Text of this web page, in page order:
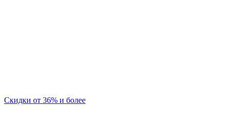
Скидки от 36% и более